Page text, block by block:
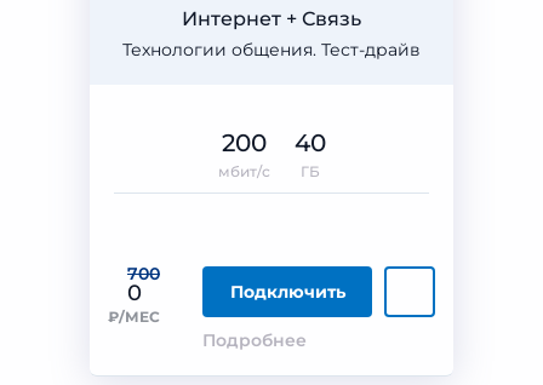
Технологии общения. Тест-драйв
Интернет + Связь
700
0
₽/МЕС
Подключить
Подробнее
200
мбит/с
40
ГБ